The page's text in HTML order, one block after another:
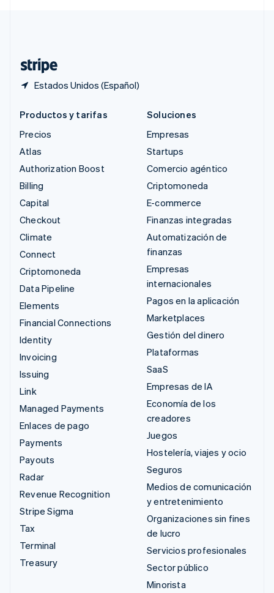
Estados Unidos (Español)
Productos y tarifas
Precios
Atlas
Authorization Boost
Billing
Capital
Checkout
Climate
Connect
Criptomoneda
Data Pipeline
Elements
Financial Connections
Identity
Invoicing
Issuing
Link
Managed Payments
Enlaces de pago
Payments
Payouts
Radar
Revenue Recognition
Stripe Sigma
Tax
Terminal
Treasury
Soluciones
Empresas
Startups
Comercio agéntico
Criptomoneda
E-commerce
Finanzas integradas
Automatización de
finanzas
Empresas
internacionales
Pagos en la aplicación
Marketplaces
Gestión del dinero
Plataformas
SaaS
Empresas de IA
Economía de los
creadores
Juegos
Hostelería, viajes y ocio
Seguros
Medios de comunicación
y entretenimiento
Organizaciones sin fines
de lucro
Servicios profesionales
Sector público
Minorista